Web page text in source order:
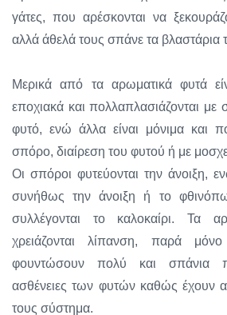
γάτες, που αρέσκονται να
αλλά άθελά τους σπάνε τα βλαστάρια
Μερικά από τα αρωματικά φυτά
εποχιακά και πολλαπλασιάζονται με
φυτό, ενώ άλλα είναι μόνιμα και
σπόρο, διαίρεση του φυτού ή με
Οι σπόροι φυτεύονται την άνοιξη,
συνήθως την άνοιξη ή το
συλλέγονται το καλοκαίρι. Τα
χρειάζονται λίπανση, παρά
φουντώσουν πολύ και σπάνια
ασθένειες των φυτών καθώς έχουν
τους σύστημα.